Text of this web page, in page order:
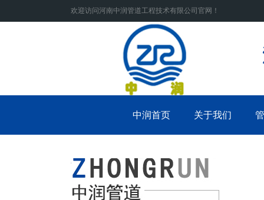
欢迎访问河南中润管道工程技术有限公司官网！
中润首页 关于我们